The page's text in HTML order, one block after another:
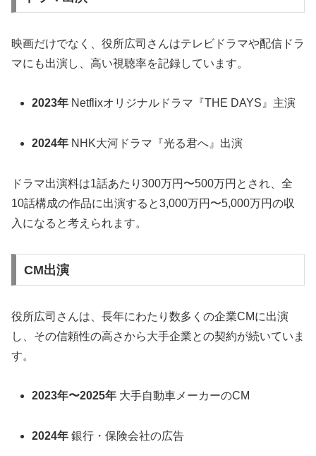
映画だけでなく、役所広司さんはテレビドラマや配信ドラ
マにも出演し、高い視聴率を記録しています。
2023年 Netflixオリジナルドラマ『THE DAYS』主演
2024年 NHK大河ドラマ『光る君へ』出演
ドラマ出演料は1話あたり300万円〜500万円とされ、全
10話構成の作品に出演すると3,000万円〜5,000万円の収
入になると考えられます。
CM出演
役所広司さんは、長年にわたり数多くの企業CMに出演
し、その信頼性の高さから大手企業との契約が続いていま
す。
2023年〜2025年 大手自動車メーカーのCM
2024年 銀行・保険会社の広告